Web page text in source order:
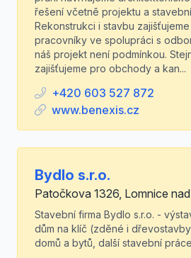
řešení včetně projektu a
Rekonstrukci i stavbu zajišťujeme
pracovníky ve spolupráci s
náš projekt není podmínkou.
zajišťujeme pro obchody a kan...
+420 603 527 872
www.benexis.cz
Bydlo s.r.o.
Patočkova 1326, Lomnice
Stavební firma Bydlo s.r.o. -
dům na klíč (zděné i
domů a bytů, další stavební